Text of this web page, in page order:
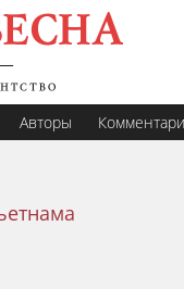
Авторы